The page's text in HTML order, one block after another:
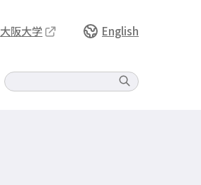
大阪大学 English